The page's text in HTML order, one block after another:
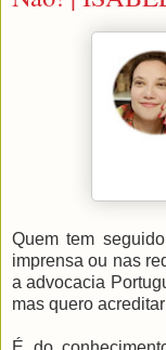
Quem tem
imprensa ou nas
a advocacia
mas quero